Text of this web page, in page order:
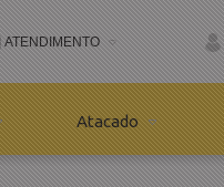
ATENDIMENTO
(48) 99191-6133
(48) 9191-6133
contato@bijuhmoderna.com.br
Atacado